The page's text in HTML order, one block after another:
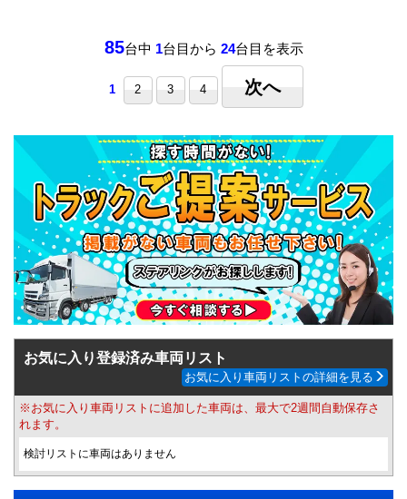
85台中 1台目から 24台目を表示
1 2 3 4 次へ
お気に入り登録済み車両リスト
お気に入り車両リストの詳細を見る
※お気に入り車両リストに追加した車両は、最大で2週間自動保存さ
れます。
検討リストに車両はありません